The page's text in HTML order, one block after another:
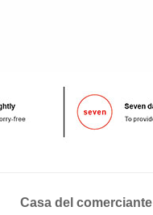
Casa del comerciante